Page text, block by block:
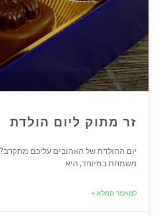
זר מתוק ליום הולדת
יום ההולדת של האהובים עליכם
משמחת במיוחד, היא
למאמר המלא »